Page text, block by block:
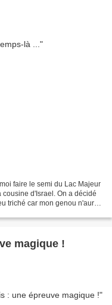
faire le semi du Lac Majeur
d'Israel. On a décidé
triché car mon genou n'aurait
magique !